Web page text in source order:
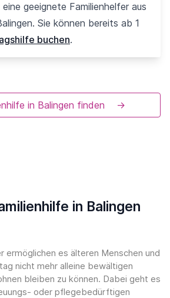
geeignete Familienhelfer aus
Sie können bereits ab 1
buchen.
in Balingen finden →
in Balingen
ermöglichen es älteren Menschen und
nicht mehr alleine bewältigen
bleiben zu können. Dabei geht es
oder pflegebedürftigen